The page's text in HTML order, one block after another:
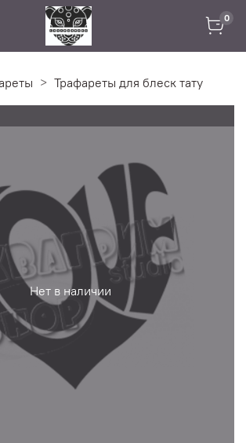
0
Трафареты для блеск тату
Нет в наличии